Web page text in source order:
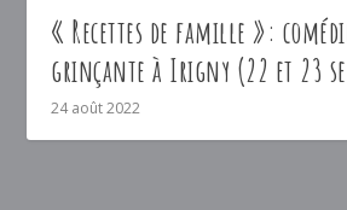
« Recettes de famille »:
grinçante à Irigny (22 et 23
24 août 2022